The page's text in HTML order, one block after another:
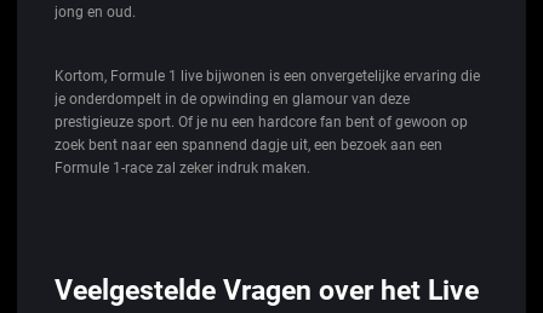
jong en oud.
Kortom, Formule 1 live bijwonen is een onvergetelijke ervaring die
je onderdompelt in de opwinding en glamour van deze
prestigieuze sport. Of je nu een hardcore fan bent of gewoon op
zoek bent naar een spannend dagje uit, een bezoek aan een
Formule 1-race zal zeker indruk maken.
Veelgestelde Vragen over het Live